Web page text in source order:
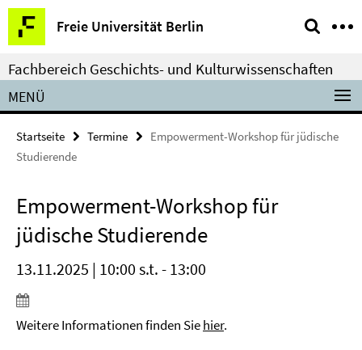
Springe
direkt
zu
Inhalt
Freie Universität Berlin
Service-
Navigation
Fachbereich Geschichts- und Kulturwissenschaften
MENÜ
Startseite Termine
Empowerment-Workshop für jüdische
Studierende
Empowerment-Workshop für
jüdische Studierende
13.11.2025 | 10:00 s.t. - 13:00
Weitere Informationen finden Siehier.